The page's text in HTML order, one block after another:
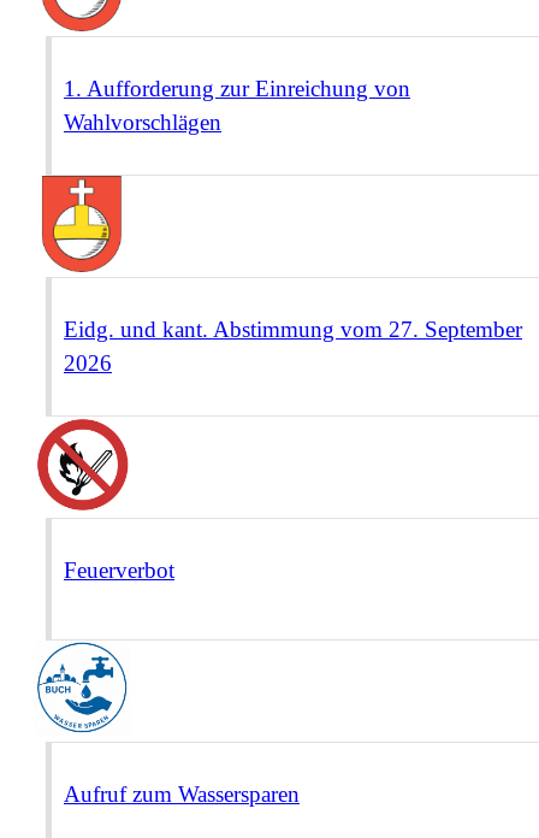
1. Aufforderung zur Einreichung von
Wahlvorschlägen
Eidg. und kant. Abstimmung vom 27. September
2026
Feuerverbot
Aufruf zum Wassersparen